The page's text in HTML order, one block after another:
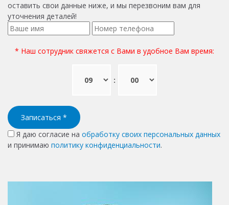
оставить свои данные ниже, и мы перезвоним вам для
уточнения деталей!
* Наш сотрудник свяжется с Вами в удобное Вам время:
:
Записаться *
Я даю согласие на обработку своих персональных данных
и принимаю политику конфиденциальности.